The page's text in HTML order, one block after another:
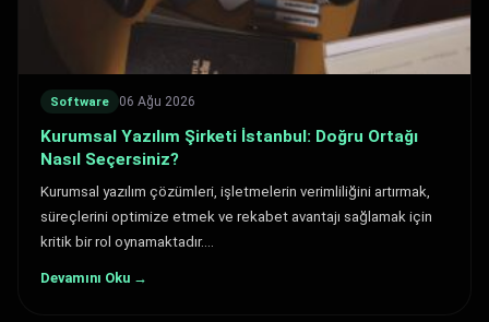
Software 06 Ağu 2026
Kurumsal Yazılım Şirketi İstanbul: Doğru Ortağı
Nasıl Seçersiniz?
Kurumsal yazılım çözümleri, işletmelerin verimliliğini artırmak,
süreçlerini optimize etmek ve rekabet avantajı sağlamak için
kritik bir rol oynamaktadır.…
Devamını Oku →